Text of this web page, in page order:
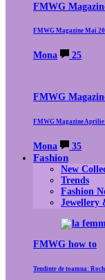
FMWG
FMWG Magazine Mai
Mona 25
FMWG
FMWG Magazine Aprilie
Mona 35
Fashion
New
Trends
Fashion
Jewellery
FMWG how to
Tendinte de toamna: